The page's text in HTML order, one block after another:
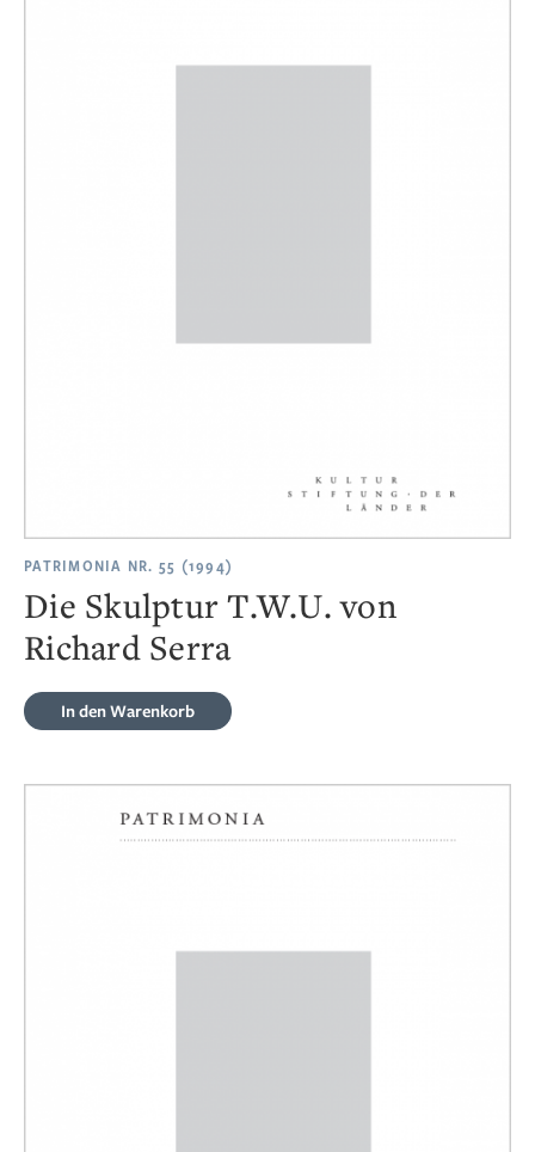
PATRIMONIA NR. 55 (1994)
Die Skulptur T.W.U. von
Richard Serra
In den Warenkorb